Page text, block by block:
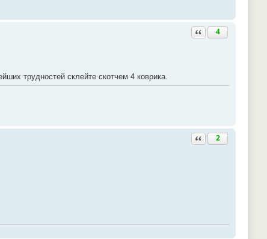
Ответить с цитатой
4
трудностей склейте скотчем 4 коврика.
Ответить с цитатой
2